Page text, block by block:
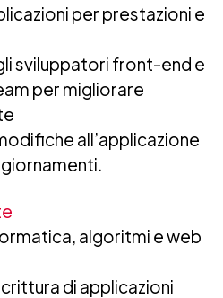
per prestazioni e
sviluppatori front-end e
per migliorare
all’applicazione
algoritmi e web
di applicazioni